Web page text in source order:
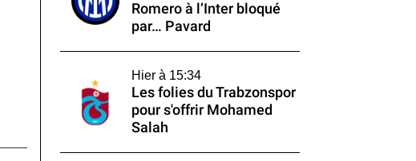
Romero à l’Inter bloqué
par… Pavard
Hier à 15:34
Les folies du Trabzonspor
pour s'offrir Mohamed
Salah